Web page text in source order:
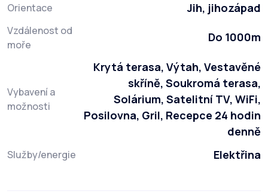
Orientace Jih, jihozápad
Vzdálenost od
moře
Do 1000m
Vybavení a
možnosti
Krytá terasa, Výtah, Vestavěné
skříně, Soukromá terasa,
Solárium, Satelitní TV, WiFi,
Posilovna, Gril, Recepce 24 hodin
denně
Služby/energie Elektřina